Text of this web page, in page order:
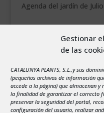
Gestionar
de las
CATALUNYA PLANTS, S.L.,y sus
(pequeños archivos de información
accede a la página) que almacenan
la finalidad de garantizar el correcto
preservar la seguridad del portal,
configuración del usuario, realizar
Agenda del jardín de Julio
X J
3
4 5
10
11 12
17
18 19